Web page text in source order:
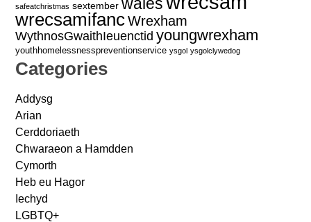
safeatchristmas sextember
wrecsamifanc Wrexham
WythnosGwaithIeuenctid youngwrexham
youthhomelessnesspreventionservice ysgol ysgolclywedog
Categories
Addysg
Arian
Cerddoriaeth
Chwaraeon a Hamdden
Cymorth
Heb eu Hagor
Iechyd
LGBTQ+